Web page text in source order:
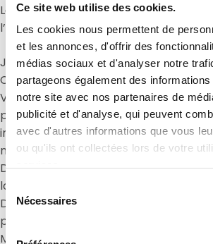
Ce site web utilise des cookies.
Les cookies nous permettent de
et les annonces, d'offrir des
médias sociaux et d'analyser notre
partageons également des
notre site avec nos partenaires de
publicité et d'analyse, qui peuvent
avec d'autres informations que vous
ou qu'ils ont collectées lors de votre
Sélection
du
consentement
Nécessaires
Le WBC aura lieu les 30 et 31 mars et
l’ENSMV sera fortement mobilisée.
Jeudi 27 : organisation du cocktail
CESE
Vendredi 28 : accueil du study tour,
partenaires pour une présentation
innovants de formation digitale et un
notre rooftop.
De vendredi 28 à lundi 31 : mise en
logistique du concours
Dimanche 30 et lundi 31 : présence au
partenaires
Mardi 1er avril : réalisation au sein de